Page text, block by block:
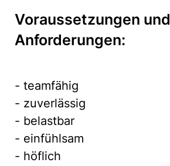
Voraussetzungen und
Anforderungen:
- teamfähig
- zuverlässig
- belastbar
- einfühlsam
- höflich